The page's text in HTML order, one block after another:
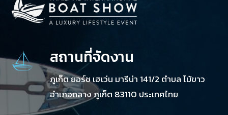
สถานที่จัดงาน
ภูเก็ต ยอร์ช เฮเว่น มารีน่า 141/2 ตำบล ไม้ขาว
อำเภอถลาง ภูเก็ต 83110 ประเทศไทย